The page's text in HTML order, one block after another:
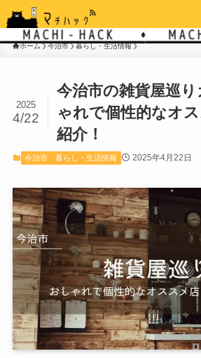
ホーム 今治市 暮らし・生活情報
今治市の雑貨屋巡
ゃれで個性的なオ
紹介！
2025
4/22
今治市 暮らし・生活情報 2025年4月22日